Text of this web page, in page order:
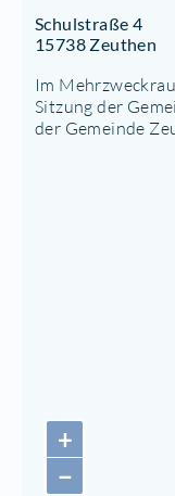
Schulstraße 4
15738 Zeuthen
Im
Sitzung der
der Gemeinde
+
−